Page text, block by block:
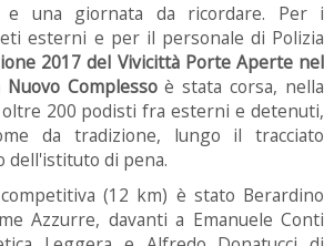
e una giornata da ricordare. Per i
esterni e per il personale di Polizia
2017 del Vivicittà Porte Aperte nel
Complessoè stata corsa, nella
200 podisti fra esterni e detenuti,
da tradizione, lungo il tracciato
dell'istituto di pena.
(12 km) è stato Berardino
Azzurre, davanti a Emanuele Conti